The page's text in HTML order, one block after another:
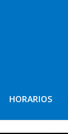
HORARIOS